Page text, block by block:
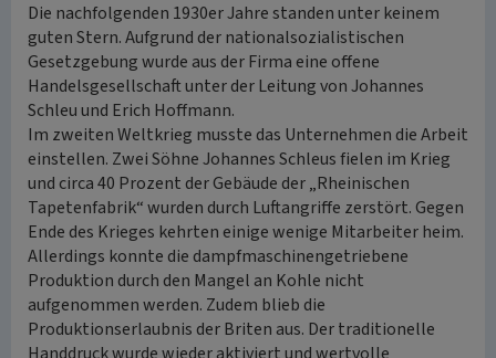
Die nachfolgenden 1930er Jahre standen unter keinem
guten Stern. Aufgrund der nationalsozialistischen
Gesetzgebung wurde aus der Firma eine offene
Handelsgesellschaft unter der Leitung von Johannes
Schleu und Erich Hoffmann.
Im zweiten Weltkrieg musste das Unternehmen die Arbeit
einstellen. Zwei Söhne Johannes Schleus fielen im Krieg
und circa 40 Prozent der Gebäude der „Rheinischen
Tapetenfabrik“ wurden durch Luftangriffe zerstört. Gegen
Ende des Krieges kehrten einige wenige Mitarbeiter heim.
Allerdings konnte die dampfmaschinengetriebene
Produktion durch den Mangel an Kohle nicht
aufgenommen werden. Zudem blieb die
Produktionserlaubnis der Briten aus. Der traditionelle